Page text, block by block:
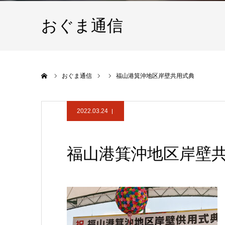
おぐま通信
おぐま通信 福山港箕沖地区岸壁共用式典
2022.03.24
福山港箕沖地区岸壁